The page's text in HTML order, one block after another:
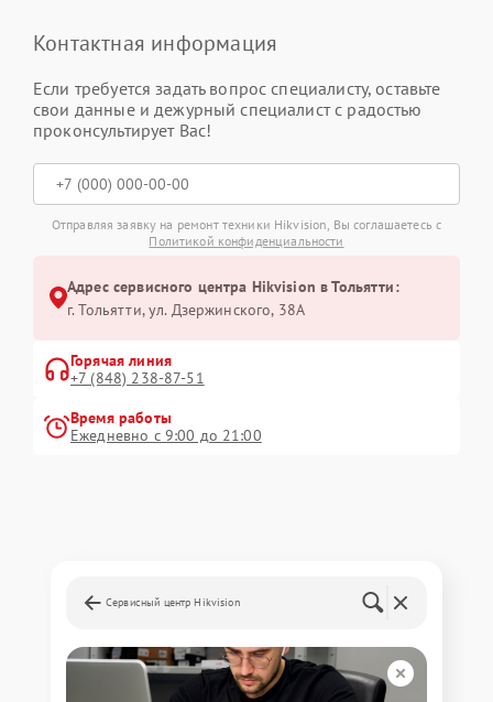
Контактная информация
Если требуется задать вопрос специалисту, оставьте
свои данные и дежурный специалист с радостью
проконсультирует Вас!
Отправляя заявку на ремонт техники Hikvision, Вы соглашаетесь с
Политикой конфиденциальности
Адрес сервисного центра Hikvision в Тольятти:
г. Тольятти, ул. Дзержинского, 38А
Горячая линия
+7 (848) 238-87-51
Время работы
Ежедневно с 9:00 до 21:00
Сервисный центр Hikvision